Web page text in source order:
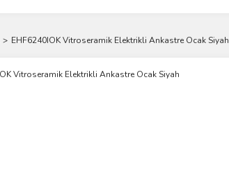
EHF6240IOK Vitroseramik Elektrikli Ankastre Ocak Siyah